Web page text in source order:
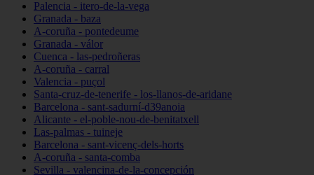
Palencia - itero-de-la-vega
Granada - baza
A-coruña - pontedeume
Granada - válor
Cuenca - las-pedroñeras
A-coruña - carral
Valencia - puçol
Santa-cruz-de-tenerife - los-llanos-de-aridane
Barcelona - sant-sadurní-d39anoia
Alicante - el-poble-nou-de-benitatxell
Las-palmas - tuineje
Barcelona - sant-vicenç-dels-horts
A-coruña - santa-comba
Sevilla - valencina-de-la-concepción